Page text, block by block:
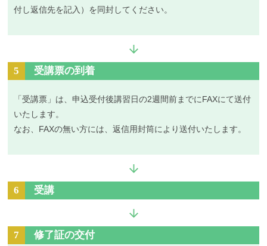
付し返信先を記入）を同封してください。
5 受講票の到着
「受講票」は、申込受付後講習日の2週間前までにFAXにて送付
いたします。
なお、FAXの無い方には、返信用封筒により送付いたします。
6 受講
7 修了証の交付